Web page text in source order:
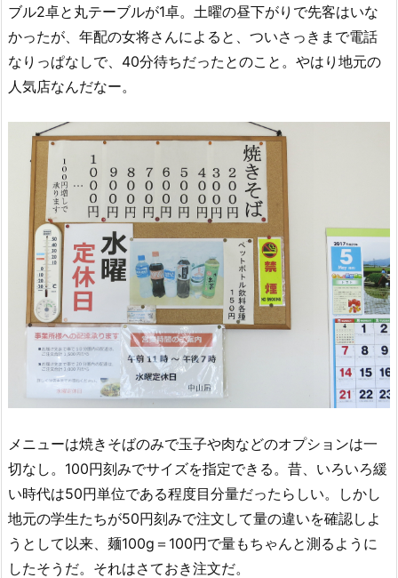
ブル2卓と丸テーブルが1卓。土曜の昼下がりで先客はいな
かったが、年配の女将さんによると、ついさっきまで電話
なりっぱなしで、40分待ちだったとのこと。やはり地元の
人気店なんだなー。
メニューは焼きそばのみで玉子や肉などのオプションは一
切なし。100円刻みでサイズを指定できる。昔、いろいろ緩
い時代は50円単位である程度目分量だったらしい。しかし
地元の学生たちが50円刻みで注文して量の違いを確認しよ
うとして以来、麺100g＝100円で量もちゃんと測るように
したそうだ。それはさておき注文だ。